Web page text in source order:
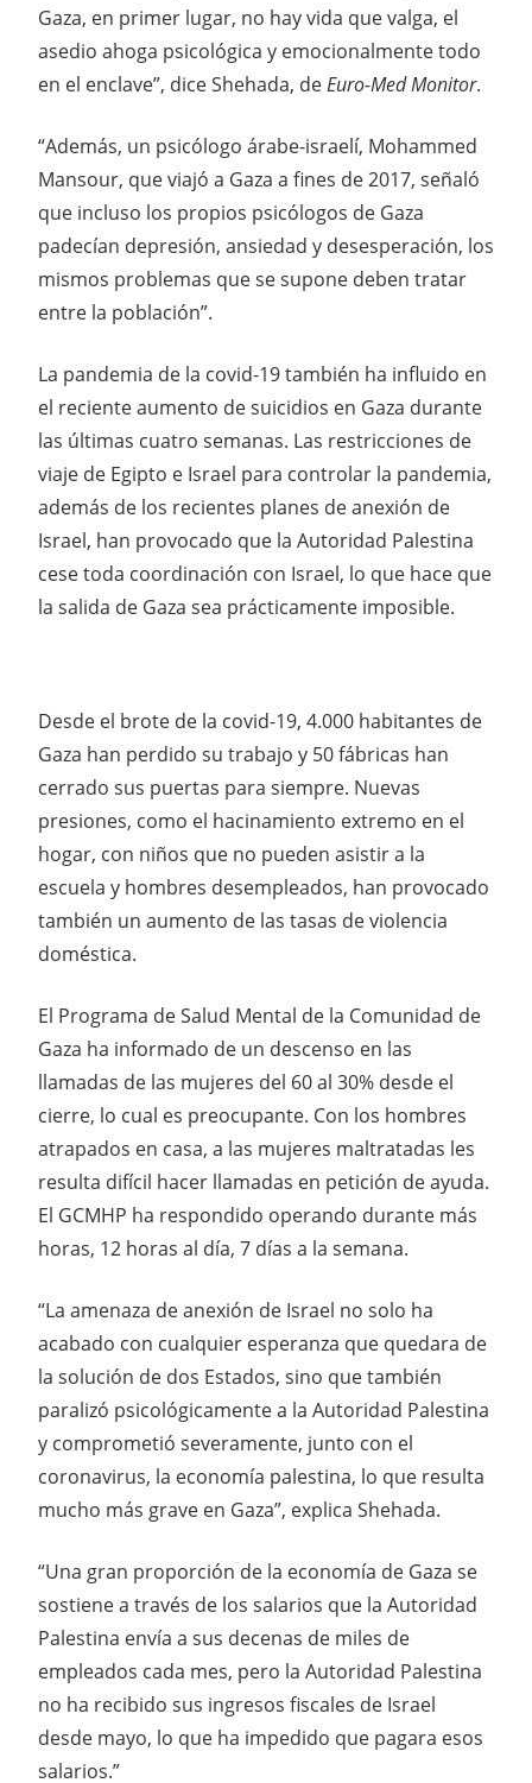
Gaza, en primer lugar, no hay vida que valga, el
asedio ahoga psicológica y emocionalmente todo
en el enclave”, dice Shehada, deEuro-Med Monitor.
“Además, un psicólogo árabe-israelí, Mohammed
Mansour, que viajó a Gaza a fines de 2017, señaló
que incluso los propios psicólogos de Gaza
padecían depresión, ansiedad y desesperación, los
mismos problemas que se supone deben tratar
entre la población”.
La pandemia de la covid-19 también ha influido en
el reciente aumento de suicidios en Gaza durante
las últimas cuatro semanas. Las restricciones de
viaje de Egipto e Israel para controlar la pandemia,
además de los recientes planes de anexión de
Israel, han provocado que la Autoridad Palestina
cese toda coordinación con Israel, lo que hace que
la salida de Gaza sea prácticamente imposible.
Desde el brote de la covid-19, 4.000 habitantes de
Gaza han perdido su trabajo y 50 fábricas han
cerrado sus puertas para siempre. Nuevas
presiones, como el hacinamiento extremo en el
hogar, con niños que no pueden asistir a la
escuela y hombres desempleados, han provocado
también un aumento de las tasas de violencia
doméstica.
El Programa de Salud Mental de la Comunidad de
Gaza ha informado de un descenso en las
llamadas de las mujeres del 60 al 30% desde el
cierre, lo cual es preocupante. Con los hombres
atrapados en casa, a las mujeres maltratadas les
resulta difícil hacer llamadas en petición de ayuda.
El GCMHP ha respondido operando durante más
horas, 12 horas al día, 7 días a la semana.
“La amenaza de anexión de Israel no solo ha
acabado con cualquier esperanza que quedara de
la solución de dos Estados, sino que también
paralizó psicológicamente a la Autoridad Palestina
y comprometió severamente, junto con el
coronavirus, la economía palestina, lo que resulta
mucho más grave en Gaza”, explica Shehada.
“Una gran proporción de la economía de Gaza se
sostiene a través de los salarios que la Autoridad
Palestina envía a sus decenas de miles de
empleados cada mes, pero la Autoridad Palestina
no ha recibido sus ingresos fiscales de Israel
desde mayo, lo que ha impedido que pagara esos
salarios.”